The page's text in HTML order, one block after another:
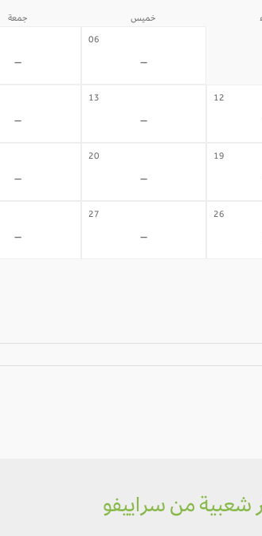
خميس جمعة
06
-
-
12
13
-
-
19
20
-
-
26
27
-
-
شعبية من سراييفو